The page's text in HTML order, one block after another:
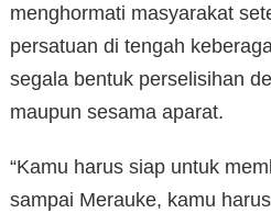
menghormati masyarakat
persatuan di tengah
segala bentuk perselisihan
maupun sesama aparat.
“Kamu harus siap untuk
sampai Merauke, kamu